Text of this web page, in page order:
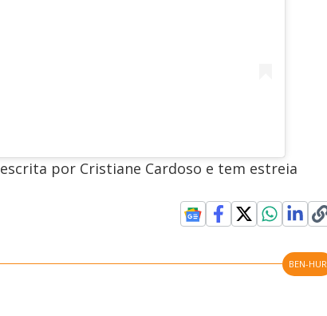
por Cristiane Cardoso e tem estreia
BEN-HUR